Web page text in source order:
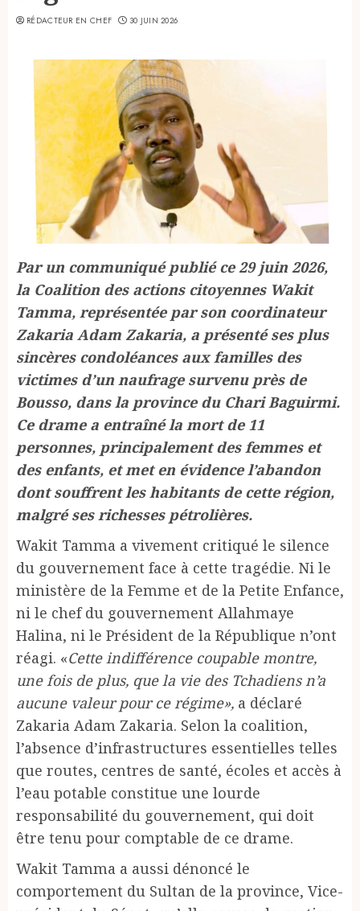
RÉDACTEUR EN CHEF 30 JUIN 2026
Par un communiqué publié ce 29 juin 2026,
la Coalition des actions citoyennes Wakit
Tamma, représentée par son coordinateur
Zakaria Adam Zakaria, a présenté ses plus
sincères condoléances aux familles des
victimes d’un naufrage survenu près de
Bousso, dans la province du Chari Baguirmi.
Ce drame a entraîné la mort de 11
personnes, principalement des femmes et
des enfants, et met en évidence l’abandon
dont souffrent les habitants de cette région,
malgré ses richesses pétrolières.
Wakit Tamma a vivement critiqué le silence
du gouvernement face à cette tragédie. Ni le
ministère de la Femme et de la Petite Enfance,
ni le chef du gouvernement Allahmaye
Halina, ni le Président de la République n’ont
réagi. «Cette indifférence coupable montre,
une fois de plus, que la vie des Tchadiens n’a
aucune valeur pour ce régime», a déclaré
Zakaria Adam Zakaria. Selon la coalition,
l’absence d’infrastructures essentielles telles
que routes, centres de santé, écoles et accès à
l’eau potable constitue une lourde
responsabilité du gouvernement, qui doit
être tenu pour comptable de ce drame.
Wakit Tamma a aussi dénoncé le
comportement du Sultan de la province, Vice-